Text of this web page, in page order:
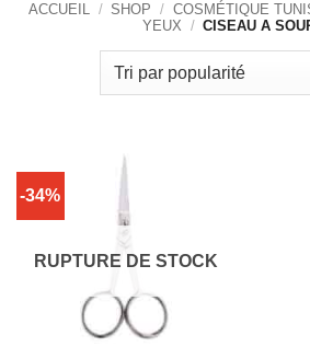
ACCUEIL / SHOP / COSMÉTIQUE
YEUX / CISEAU A
-34%
RUPTURE DE STOCK